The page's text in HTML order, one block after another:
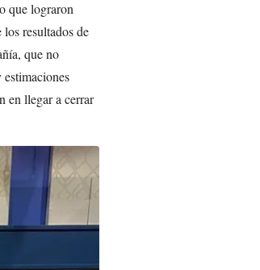
que lograron
resultados de
que no
en llegar a cerrar